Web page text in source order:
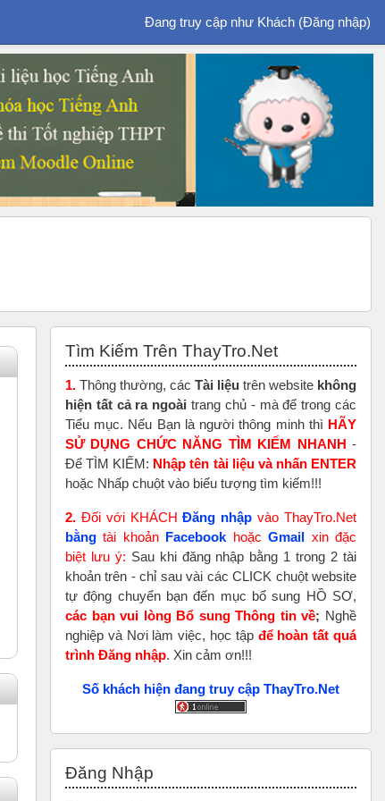
Đang truy cập như Khách (Đăng nhập)
Tìm Kiếm Trên ThayTro.Net
1. Thông thường, các Tài liệu trên website không
hiện tất cả ra ngoài trang chủ - mà để trong các
Tiểu mục. Nếu Bạn là người thông minh thì HÃY
SỬ DỤNG CHỨC NĂNG TÌM KIẾM NHANH -
Để TÌM KIẾM: Nhập tên tài liệu và nhấn ENTER
hoặc Nhấp chuột vào biểu tượng tìm kiếm!!!
2. Đối với KHÁCHĐăng nhập vào ThayTro.Net
bằng tài khoản Facebook hoặcGmail xin đặc
biệt lưu ý: Sau khi đăng nhập bằng 1 trong 2 tài
khoản trên - chỉ sau vài các CLICK chuột website
tự động chuyển bạn đến mục bổ sung HỒ SƠ,
các bạn vui lòng Bổ sung Thông tin về; Nghề
nghiệp và Nơi làm việc, học tập để hoàn tấtquá
trình Đăng nhập. Xin cảm ơn!!!
Số khách hiện đang truy cập ThayTro.Net
Đăng Nhập